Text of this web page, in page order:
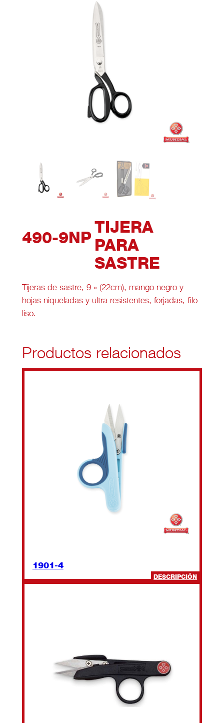
490-9NP
TIJERA
PARA
SASTRE
Tijeras de sastre, 9 » (22cm), mango negro y
hojas niqueladas y ultra resistentes, forjadas, filo
liso.
Productos relacionados
1901-4
DESCRIPCIÓN:
1901-